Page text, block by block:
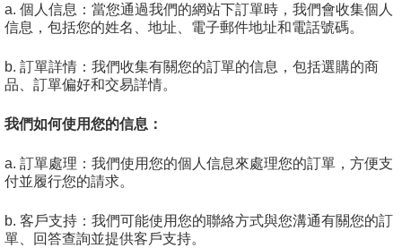
a. 個人信息：當您通過我們的網站下訂單時，我們會收集個人
信息，包括您的姓名、地址、電子郵件地址和電話號碼。
b. 訂單詳情：我們收集有關您的訂單的信息，包括選購的商
品、訂單偏好和交易詳情。
我們如何使用您的信息：
a. 訂單處理：我們使用您的個人信息來處理您的訂單，方便支
付並履行您的請求。
b. 客戶支持：我們可能使用您的聯絡方式與您溝通有關您的訂
單、回答查詢並提供客戶支持。